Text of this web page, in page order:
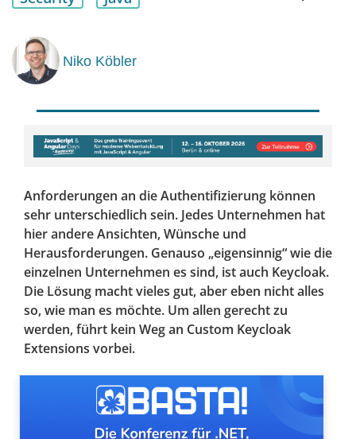
Niko Köbler
Anforderungen an die Authentifizierung können
sehr unterschiedlich sein. Jedes Unternehmen hat
hier andere Ansichten, Wünsche und
Herausforderungen. Genauso „eigensinnig“ wie die
einzelnen Unternehmen es sind, ist auch Keycloak.
Die Lösung macht vieles gut, aber eben nicht alles
so, wie man es möchte. Um allen gerecht zu
werden, führt kein Weg an Custom Keycloak
Extensions vorbei.